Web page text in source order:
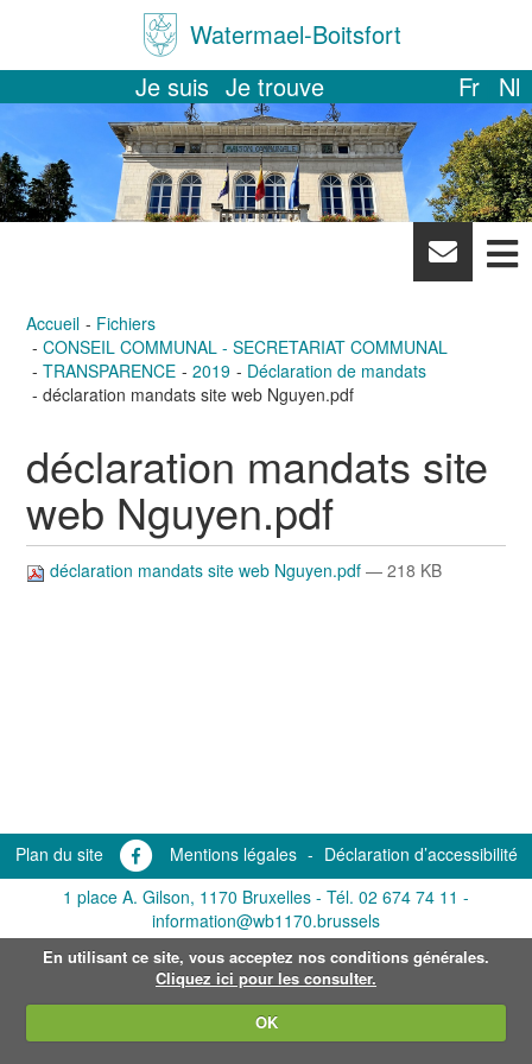
Watermael-Boitsfort
Je suis Je trouve Fr Nl
News
Accueil
Fichiers
CONSEIL COMMUNAL - SECRETARIAT COMMUNAL
TRANSPARENCE
2019
Déclaration de mandats
déclaration mandats site web Nguyen.pdf
déclaration mandats site
web Nguyen.pdf
déclaration mandats site web Nguyen.pdf— 218 KB
Plan du site Mentions légales - Déclaration d’accessibilité
1 place A. Gilson, 1170 Bruxelles - Tél. 02 674 74 11 -
information@wb1170.brussels
En utilisant ce site, vous acceptez nos conditions générales.
Cliquez ici pour les consulter.
OK